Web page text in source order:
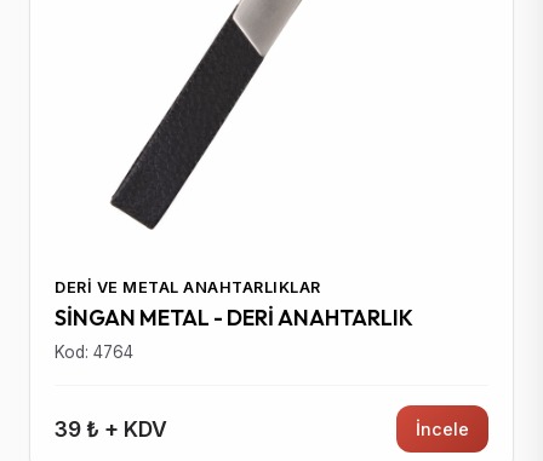
DERI VE METAL ANAHTARLIKLAR
SİNGAN METAL - DERİ ANAHTARLIK
Kod: 4764
39 ₺ + KDV İncele